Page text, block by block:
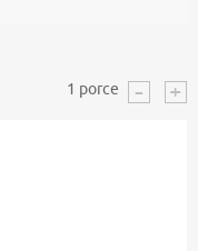
1 porce